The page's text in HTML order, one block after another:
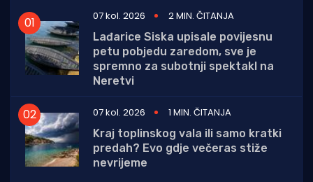
07 kol. 2026
2 MIN. ČITANJA
Lađarice Siska upisale povijesnu
petu pobjedu zaredom, sve je
spremno za subotnji spektakl na
Neretvi
07 kol. 2026
1 MIN. ČITANJA
Kraj toplinskog vala ili samo kratki
predah? Evo gdje večeras stiže
nevrijeme